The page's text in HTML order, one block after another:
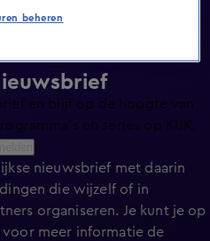
en blijf op de hoogte van
en series op KIJK.
nieuwsbrief met daarin
die wijzelf of in
organiseren. Je kunt je op
meer informatie de
beheren